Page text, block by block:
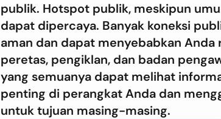
publik. Hotspot publik, meskipun
dapat dipercaya. Banyak koneksi
aman dan dapat menyebabkan
peretas, pengiklan, dan badan
yang semuanya dapat melihat
penting di perangkat Anda dan
untuk tujuan masing-masing.